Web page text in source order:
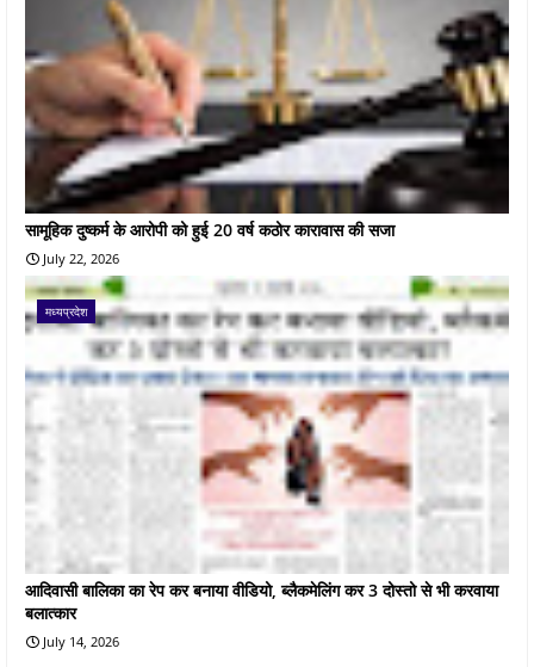
सामूहिक दुष्कर्म के आरोपी को हुई 20 वर्ष कठोर कारावास की सजा
July 22, 2026
मध्यप्रदेश
आदिवासी बालिका का रेप कर बनाया वीडियो, ब्लैकमेलिंग कर 3 दोस्तो से भी करवाया
बलात्कार
July 14, 2026